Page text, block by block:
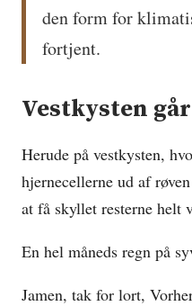
den form for
fortjent.
Vestkysten
Herude på vestkysten,
hjernecellerne ud af
at få skyllet resterne helt
En hel måneds regn på
Jamen, tak for lort,